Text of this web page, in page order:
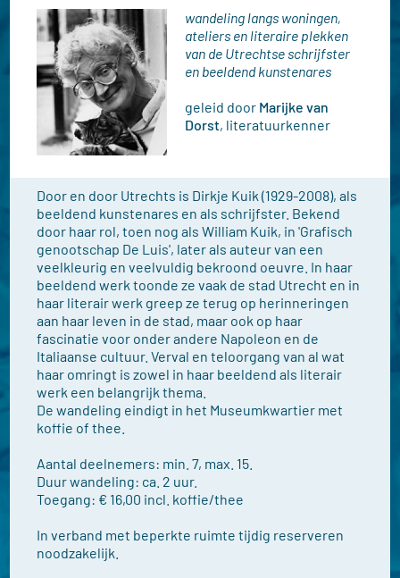
wandeling langs woningen,
ateliers en literaire plekken
van de Utrechtse schrijfster
en beeldend kunstenares
geleid door Marijke van
Dorst, literatuurkenner
Door en door Utrechts is Dirkje Kuik (1929-2008), als
beeldend kunstenares en als schrijfster. Bekend
door haar rol, toen nog als William Kuik, in 'Grafisch
genootschap De Luis', later als auteur van een
veelkleurig en veelvuldig bekroond oeuvre. In haar
beeldend werk toonde ze vaak de stad Utrecht en in
haar literair werk greep ze terug op herinneringen
aan haar leven in de stad, maar ook op haar
fascinatie voor onder andere Napoleon en de
Italiaanse cultuur. Verval en teloorgang van al wat
haar omringt is zowel in haar beeldend als literair
werk een belangrijk thema.
De wandeling eindigt in het Museumkwartier met
koffie of thee.
Aantal deelnemers: min. 7, max. 15.
Duur wandeling: ca. 2 uur.
Toegang: € 16,00 incl. koffie/thee
In verband met beperkte ruimte tijdig reserveren
noodzakelijk.